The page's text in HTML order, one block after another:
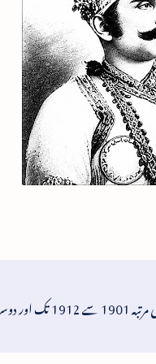
سابق نظام شاہی ریاست حیدرآباد (دکن) میں دو بار وزیراعظم کے عہدے پر فائز رہے۔